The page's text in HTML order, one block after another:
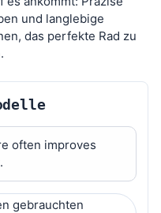
und langlebige
das perfekte Rad zu
often improves
gebrauchten